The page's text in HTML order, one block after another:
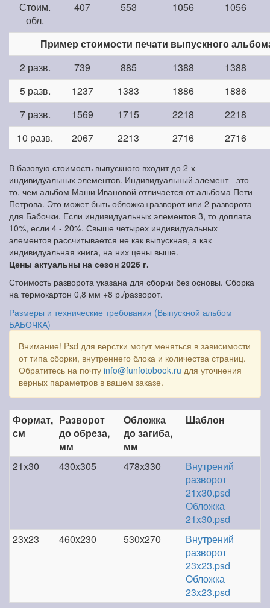
Стоим.
обл.
407 553 1056 1056
Пример стоимости печати выпускного
2 разв.
739 885 1388
1388
5 разв.
1237 1383 1886
1886
7 разв.
1569 1715 2218
2218
10 разв.
2067 2213 2716 2716
В базовую стоимость выпускного входит до 2-х
индивидуальных элементов. Индивидуальный элемент - это
то, чем альбом Маши Ивановой отличается от альбома Пети
Петрова. Это может быть обложка+разворот или 2 разворота
для Бабочки. Если индивидуальных элементов 3, то доплата
10%, если 4 - 20%. Свыше четырех индивидуальных
элементов рассчитывается не как выпускная, а как
индивидуальная книга, на них цены выше.
Цены актуальны на сезон 2026 г.
Стоимость разворота указана для сборки без основы. Сборка
на термокартон 0,8 мм +8 р./разворот.
Размеры и технические требования (Выпускной альбом
БАБОЧКА)
Внимание! Psd для верстки могут меняться в зависимости
от типа сборки, внутреннего блока и количества страниц.
Обратитесь на почту info@funfotobook.ru для уточнения
верных параметров в вашем заказе.
Формат,
см
Разворот
до обреза,
мм
Обложка
до загиба,
мм
Шаблон
21x30 430x305 478х330
Внутрений
разворот
21x30.psd
Обложка
21x30.psd
23x23
460x230 530х270
Внутрений
разворот
23x23.psd
Обложка
23x23.psd